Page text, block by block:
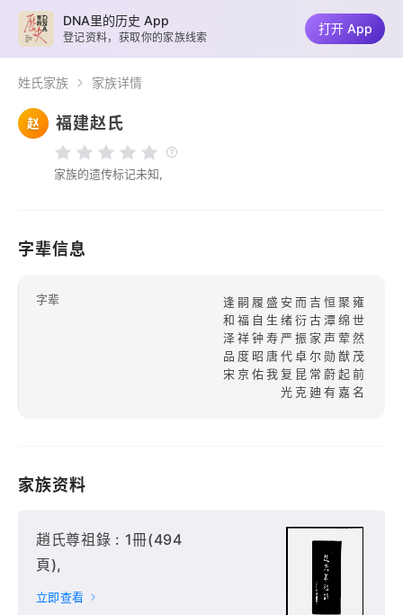
姓氏家族 家族详情
赵 福建赵氏
家族的遗传标记未知,
字辈信息
字辈
逢嗣履盛安而吉恒聚雍
和福自生绪衍古潭绵世
泽祥钟寿严振家声荤然
品度昭唐代卓尔勋猷茂
宋京佑我复昆常蔚起前
光克廸有嘉名
家族资料
趙氏尊祖錄 : 1冊(494
頁),
立即查看
DNA里的历史 App
登记资料，获取你的家族线索
打开 App